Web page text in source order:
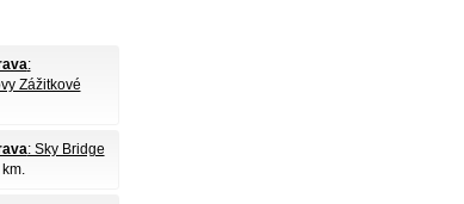
:
Zážitkové
: Sky Bridge